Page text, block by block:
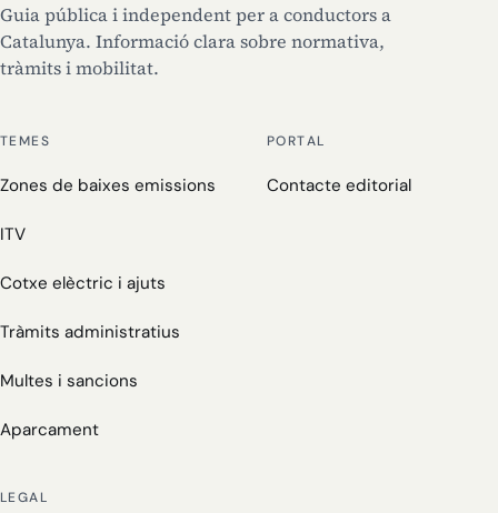
Guia pública i independent per a conductors a
Catalunya. Informació clara sobre normativa,
tràmits i mobilitat.
TEMES
Zones de baixes emissions
ITV
Cotxe elèctric i ajuts
Tràmits administratius
Multes i sancions
Aparcament
PORTAL
Contacte editorial
LEGAL